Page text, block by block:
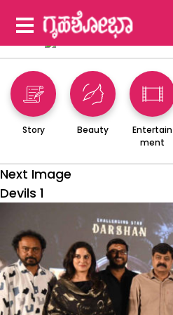
Story Beauty
Entertain
ment
Next Image
Devils 1